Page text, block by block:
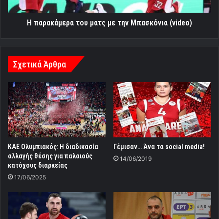
Η παρακάμερα του ματς με την Μπασκόνια (video)
Σχετικά Άρθρα
KAE Ολυμπιακός: H διαδικασία
αλλαγής θέσης για παλαιούς
κατόχους διαρκείας
17/06/2025
Γέμισαν… Άνα τα social media!
14/06/2019